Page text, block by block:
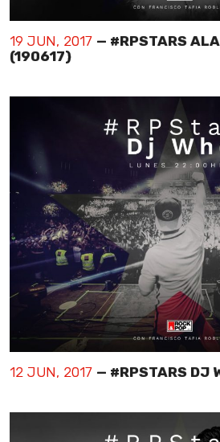
19 JUN, 2017 — #RPSTARS
(190617)
12 JUN, 2017 — #RPSTARS DJ